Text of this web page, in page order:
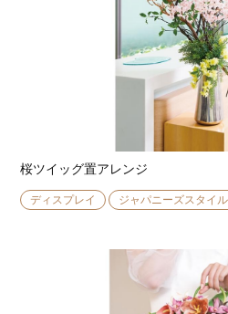
桜ツイッグ置アレンジ
ディスプレイ ジャパニーズスタイル